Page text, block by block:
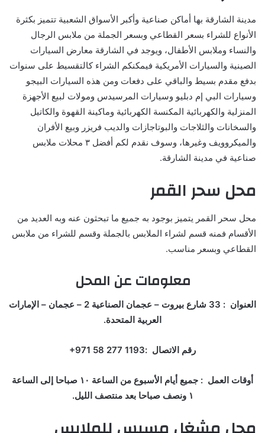
مدينة الشارقة بها أماكن صناعية وأكبر الأسواق الشعبية تتميز بكثرة
الأنواع للشراء بسعر القطاعي وبسعر الجملة من ملابس الرجال
والنساء وملابس الأطفال، ويوجد في الشارقة معارض السيارات
الصينية والسيارات الأمريكية فيمكنكم الشراء كالتقسيط على سنوات
بدفع مقدم بسيط والباقي على دفعات ومن هذه السيارات البيجو
وسيارات البي إم دبليو وسيارات المرسيدس ومولات لبيع الأجهزة
المنزلية والكهربائية المكنسة الكهربائية وماكينة القهوة والكاتيل
والسخانات والثلاجات والبوتاجازات والديب فريزر وبيع الأفران
والميكروويف وغيرها، وسوف نقدم لكم أفضل ٣ محلات ملابس
صناعية في مدينة الشارقة.
محل سحر القمر
محل سحر القمر يتميز بوجود به جميع ما تبحثون عنه وبه العديد من
الأقسام فمنه قسم لشراء الملابس بالجملة وقسم للشراء من ملابس
القطاعي وبسعر مناسب.
معلومات عن المحل
العنوان : 33 شارع بيروت – عجمان الصناعية 2 – عجمان – الإمارات
العربية المتحدة.
رقم الاتصال :‏‪+971 58 277 1193‏
أوقات العمل : جميع أيام الأسبوع من الساعة ١٠ صباحا إلى الساعة
١ ونصف صباحا بعد منتصف الليل.